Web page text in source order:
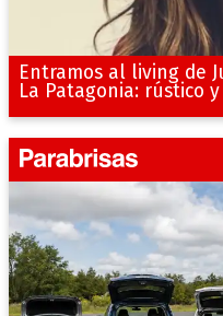
Entramos al living de
La Patagonia: rústico